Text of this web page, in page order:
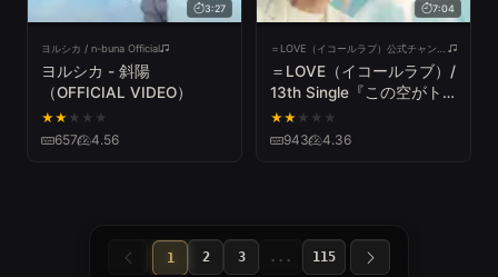
3:27
ヨルシカ / n-buna Official
ヨルシカ - 斜陽
（OFFICIAL VIDEO）
★★ ★ ★ ★
657 4.56
7:04
＝LOVE（イコールラブ）公式チャンネル
＝LOVE（イコールラブ）/
13th Single『この空がト
リガー』【MV full】
★★ ★ ★ ★
943 4.36
1 2 3 ... 115